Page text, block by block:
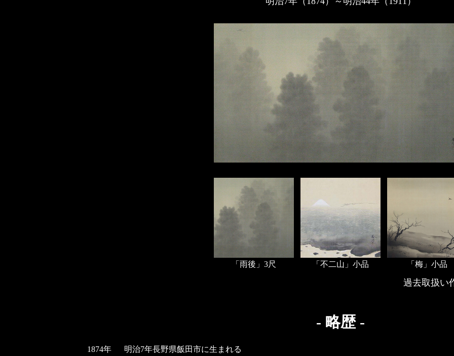
「雨後」3尺 「不二山」小品 「梅」小品
過去取扱い
- 略歴 -
1874年
明治7年長野県飯田市に生まれる